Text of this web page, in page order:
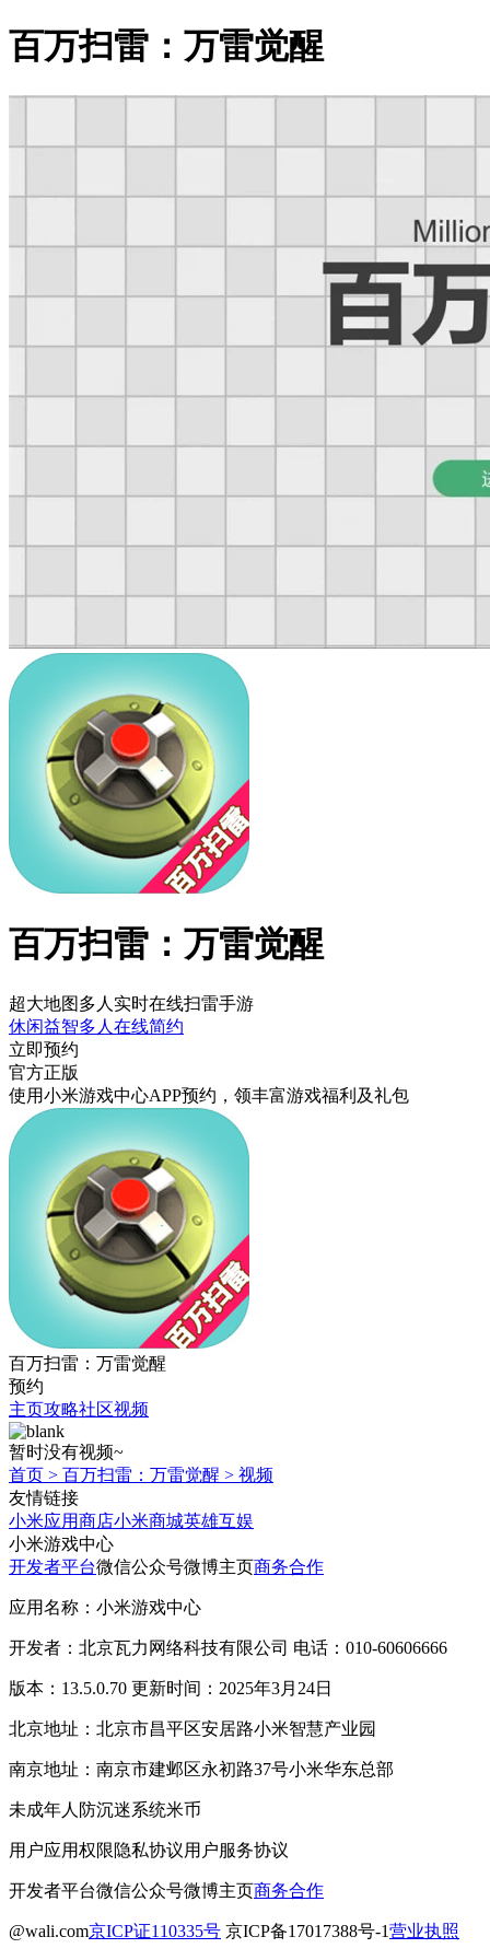
百万扫雷：万雷觉醒
百万扫雷：万雷觉醒
超大地图多人实时在线扫雷手游
休闲益智多人在线简约
立即预约
官方正版
使用小米游戏中心APP预约 ，领丰富游戏福利 及礼包
百万扫雷：万雷觉醒
预约
主页攻略社区视频
暂时没有视频~
首页 > 百万扫雷：万雷觉醒 > 视频
友情链接
小米应用商店小米商城英雄互娱
小米游戏中心
开发者平台微信公众号微博主页商务合作
应用名称：小米游戏中心
开发者：北京瓦力网络科技有限公司 电话：010-60606666
版本：13.5.0.70 更新时间：2025年3月24日
北京地址：北京市昌平区安居路小米智慧产业园
南京地址：南京市建邺区永初路37号小米华东总部
未成年人防沉迷系统米币
用户应用权限隐私协议用户服务协议
开发者平台微信公众号微博主页商务合作
@wali.com京ICP证110335号 京ICP备17017388号-1营业执照